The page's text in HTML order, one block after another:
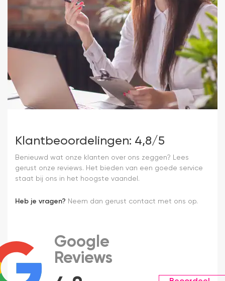
Klantbeoordelingen: 4,8/5
Benieuwd wat onze klanten over ons zeggen? Lees
gerust onze reviews. Het bieden van een goede service
staat bij ons in het hoogste vaandel.
Heb je vragen? Neem dan gerust contact met ons op.
Google
Reviews